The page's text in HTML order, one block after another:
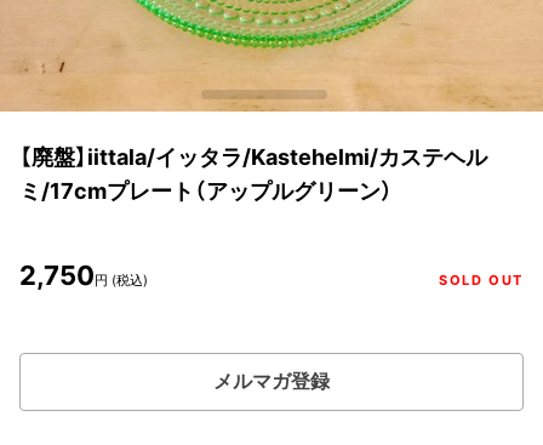
【廃盤】iittala/イッタラ/Kastehelmi/カステヘル
ミ/17cmプレート（アップルグリーン）
2,750円 (税込) SOLD OUT
メルマガ登録